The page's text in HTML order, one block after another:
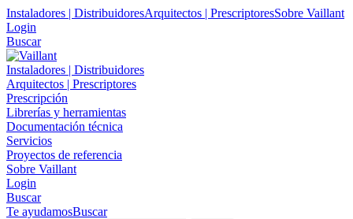
Instaladores | DistribuidoresArquitectos | PrescriptoresSobre Vaillant
Login
Buscar
Instaladores | Distribuidores
Arquitectos | Prescriptores
Prescripción
Librerías y herramientas
Documentación técnica
Servicios
Proyectos de referencia
Sobre Vaillant
Login
Buscar
Te ayudamosBuscar